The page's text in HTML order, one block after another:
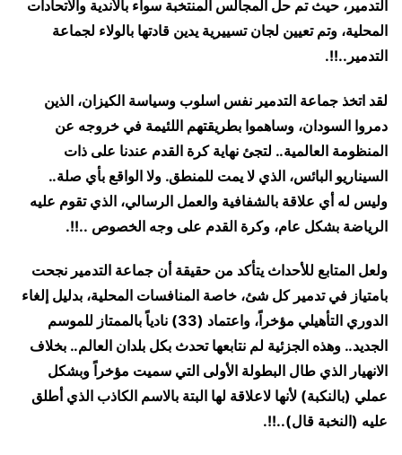
التدمير، حيث تم حل المجالس المنتخبة سواء بالأندية والاتحادات
المحلية، وتم تعيين لجان تسييرية يدين قادتها بالولاء لجماعة
التدمير..!!.
لقد اتخذ جماعة التدمير نفس اسلوب وسياسة الكيزان، الذين
دمروا السودان، وساهموا بطريقتهم اللئيمة في خروجه عن
المنظومة العالمية.. لتجئ نهاية كرة القدم عندنا على ذات
السيناريو البائس، الذي لا يمت للمنطق. ولا الواقع بأي صلة..
وليس له أي علاقة بالشفافية والعمل الرسالي، الذي تقوم عليه
الرياضة بشكل عام، وكرة القدم على وجه الخصوص ..!!.
ولعل المتابع للأحداث يتأكد من حقيقة أن جماعة التدمير نجحت
بامتياز في تدمير كل شئ، خاصة المنافسات المحلية، بدليل إلغاء
الدوري التأهيلي مؤخراً، واعتماد (33) نادياً بالممتاز للموسم
الجديد.. وهذه الجزئية لم نتابعها تحدث بكل بلدان العالم.. بخلاف
الانهيار الذي طال البطولة الأولى التي سميت مؤخراً وبشكل
عملي (بالنكبة) لأنها لاعلاقة لها البتة بالاسم الكاذب الذي أطلق
عليه (النخبة قال)..!!.